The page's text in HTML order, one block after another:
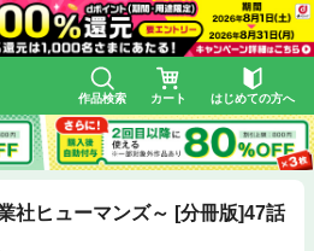
作品検索 カート はじめての方へ
社ヒューマンズ～ [分冊版]47話